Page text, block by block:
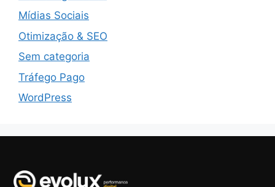
Mídias Sociais
Otimização & SEO
Sem categoria
Tráfego Pago
WordPress